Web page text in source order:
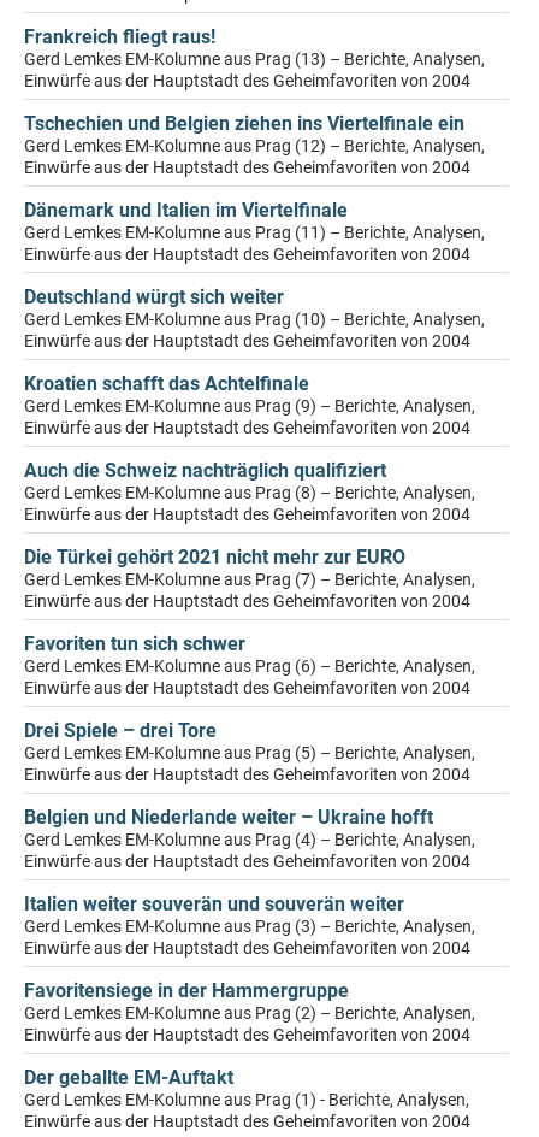
Frankreich fliegt raus!
Gerd Lemkes EM-Kolumne aus Prag (13) – Berichte, Analysen,
Einwürfe aus der Hauptstadt des Geheimfavoriten von 2004
Tschechien und Belgien ziehen ins Viertelfinale ein
Gerd Lemkes EM-Kolumne aus Prag (12) – Berichte, Analysen,
Einwürfe aus der Hauptstadt des Geheimfavoriten von 2004
Dänemark und Italien im Viertelfinale
Gerd Lemkes EM-Kolumne aus Prag (11) – Berichte, Analysen,
Einwürfe aus der Hauptstadt des Geheimfavoriten von 2004
Deutschland würgt sich weiter
Gerd Lemkes EM-Kolumne aus Prag (10) – Berichte, Analysen,
Einwürfe aus der Hauptstadt des Geheimfavoriten von 2004
Kroatien schafft das Achtelfinale
Gerd Lemkes EM-Kolumne aus Prag (9) – Berichte, Analysen,
Einwürfe aus der Hauptstadt des Geheimfavoriten von 2004
Auch die Schweiz nachträglich qualifiziert
Gerd Lemkes EM-Kolumne aus Prag (8) – Berichte, Analysen,
Einwürfe aus der Hauptstadt des Geheimfavoriten von 2004
Die Türkei gehört 2021 nicht mehr zur EURO
Gerd Lemkes EM-Kolumne aus Prag (7) – Berichte, Analysen,
Einwürfe aus der Hauptstadt des Geheimfavoriten von 2004
Favoriten tun sich schwer
Gerd Lemkes EM-Kolumne aus Prag (6) – Berichte, Analysen,
Einwürfe aus der Hauptstadt des Geheimfavoriten von 2004
Drei Spiele – drei Tore
Gerd Lemkes EM-Kolumne aus Prag (5) – Berichte, Analysen,
Einwürfe aus der Hauptstadt des Geheimfavoriten von 2004
Belgien und Niederlande weiter – Ukraine hofft
Gerd Lemkes EM-Kolumne aus Prag (4) – Berichte, Analysen,
Einwürfe aus der Hauptstadt des Geheimfavoriten von 2004
Italien weiter souverän und souverän weiter
Gerd Lemkes EM-Kolumne aus Prag (3) – Berichte, Analysen,
Einwürfe aus der Hauptstadt des Geheimfavoriten von 2004
Favoritensiege in der Hammergruppe
Gerd Lemkes EM-Kolumne aus Prag (2) – Berichte, Analysen,
Einwürfe aus der Hauptstadt des Geheimfavoriten von 2004
Der geballte EM-Auftakt
Gerd Lemkes EM-Kolumne aus Prag (1) - Berichte, Analysen,
Einwürfe aus der Hauptstadt des Geheimfavoriten von 2004